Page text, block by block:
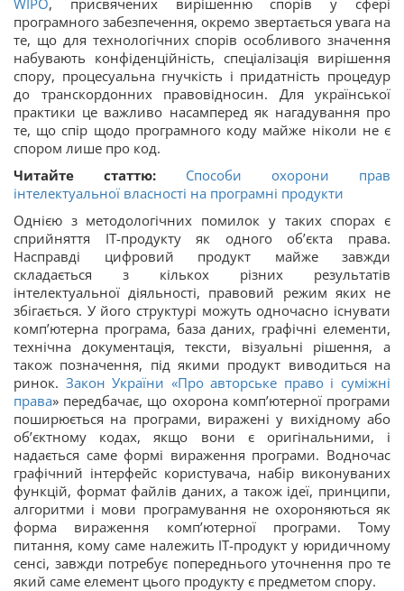
WIPO, присвячених вирішенню спорів у сфері
програмного забезпечення, окремо звертається увага на
те, що для технологічних спорів особливого значення
набувають конфіденційність, спеціалізація вирішення
спору, процесуальна гнучкість і придатність процедур
до транскордонних правовідносин. Для української
практики це важливо насамперед як нагадування про
те, що спір щодо програмного коду майже ніколи не є
спором лише про код.
Читайте статтю:
Способи охорони прав
інтелектуальної власності на програмні продукти
Однією з методологічних помилок у таких спорах є
сприйняття ІТ-продукту як одного об’єкта права.
Насправді цифровий продукт майже завжди
складається з кількох різних результатів
інтелектуальної діяльності, правовий режим яких не
збігається. У його структурі можуть одночасно існувати
комп’ютерна програма, база даних, графічні елементи,
технічна документація, тексти, візуальні рішення, а
також позначення, під якими продукт виводиться на
ринок. Закон України «Про авторське право і суміжні
права» передбачає, що охорона комп’ютерної програми
поширюється на програми, виражені у вихідному або
об’єктному кодах, якщо вони є оригінальними, і
надається саме формі вираження програми. Водночас
графічний інтерфейс користувача, набір виконуваних
функцій, формат файлів даних, а також ідеї, принципи,
алгоритми і мови програмування не охороняються як
форма вираження комп’ютерної програми. Тому
питання, кому саме належить ІТ-продукт у юридичному
сенсі, завжди потребує попереднього уточнення про те
який саме елемент цього продукту є предметом спору.